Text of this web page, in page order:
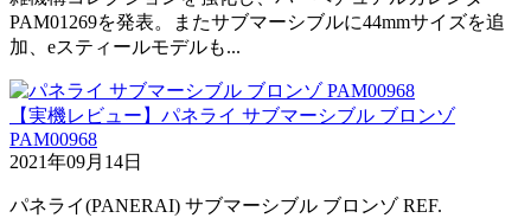
PAM01269を発表。またサブマーシブルに44mmサイズを追
加、eスティールモデルも...
【実機レビュー】パネライ サブマーシブル ブロンゾ
PAM00968
2021年09月14日
パネライ(PANERAI) サブマーシブル ブロンゾ REF.